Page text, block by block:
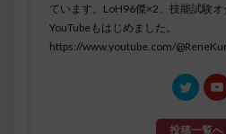
ています。LoH96傑×2、技能試験
YouTubeもはじめました。
https://www.youtube.com/
投稿一覧へ